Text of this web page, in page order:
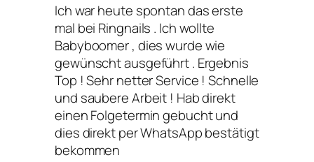
Ich war heute spontan das erste
mal bei Ringnails . Ich wollte
Babyboomer , dies wurde wie
gewünscht ausgeführt . Ergebnis
Top ! Sehr netter Service ! Schnelle
und saubere Arbeit ! Hab direkt
einen Folgetermin gebucht und
dies direkt per WhatsApp bestätigt
bekommen